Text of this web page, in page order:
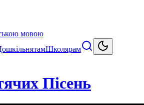
мовою
Школярам
Пісень